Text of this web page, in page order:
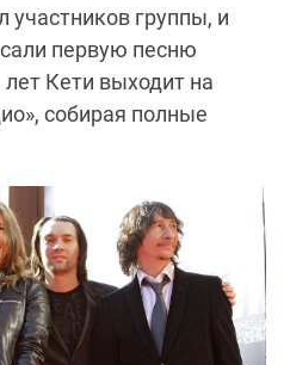
участников группы, и
первую песню
Кети выходит на
собирая полные